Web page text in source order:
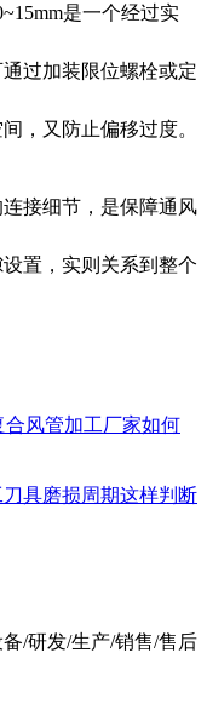
是一个经过实
过加装限位螺栓或定
，又防止偏移过度。
接细节，是保障通风
置，实则关系到整个
合风管加工厂家如何
具磨损周期这样判断
/研发/生产/销售/售后